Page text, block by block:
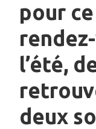
pour
l’été,
deux